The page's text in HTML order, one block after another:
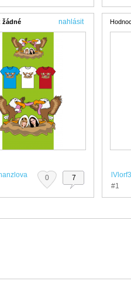
žádné nahlásit
7
0
#1